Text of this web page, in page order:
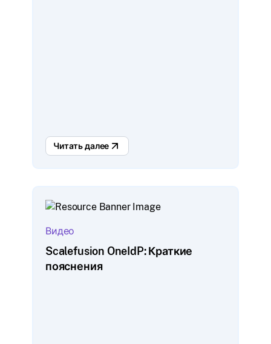
Читать далее
Видео
Scalefusion OneIdP: Краткие
пояснения